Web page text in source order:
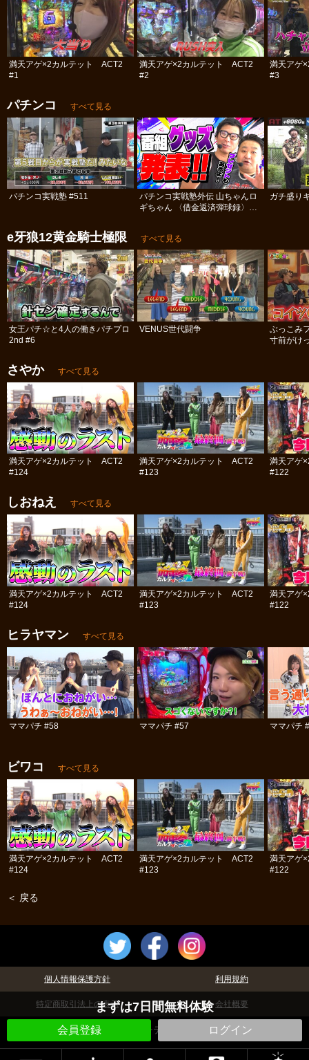
まずは7日間無料体験
会員登録 ログイン
満天アゲ×2カルテット ACT2
#1
満天アゲ×2カルテット ACT2
#2
満天アゲ
#3
パチンコ すべて見る
パチンコ実戦塾 #511
パチンコ実戦塾外伝 山ちゃんロ
ギちゃん 〈借金返済弾球録〉
ガチ盛り
e牙狼12黄金騎士極限 すべて見る
女王パチ☆と4人の働きパチプロ
2nd #6
VENUS世代闘争
ぶっこみ
寸前がけ
さやか すべて見る
満天アゲ×2カルテット ACT2
#124
満天アゲ×2カルテット ACT2
#123
満天アゲ
#122
しおねえ すべて見る
満天アゲ×2カルテット ACT2
#124
満天アゲ×2カルテット ACT2
#123
満天アゲ
#122
ヒラヤマン すべて見る
ママパチ #58 ママパチ #57 ママパチ
ビワコ すべて見る
満天アゲ×2カルテット ACT2
#124
満天アゲ×2カルテット ACT2
#123
満天アゲ
#122
＜ 戻る
個人情報保護方針 利用規約
特定商取引法上の表示 会社概要
©パチテレ！